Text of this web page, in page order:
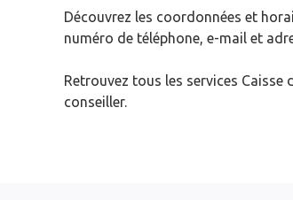
Découvrez les coordonnées et
numéro de téléphone, e-mail et
Retrouvez tous les services Caisse
conseiller.